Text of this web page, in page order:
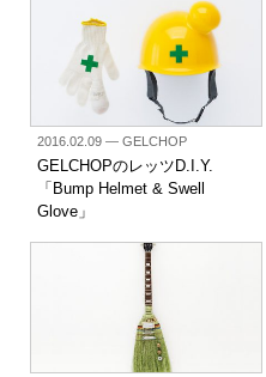
2016.02.09— GELCHOP
GELCHOPのレッツD.I.Y.
「Bump Helmet & Swell
Glove」